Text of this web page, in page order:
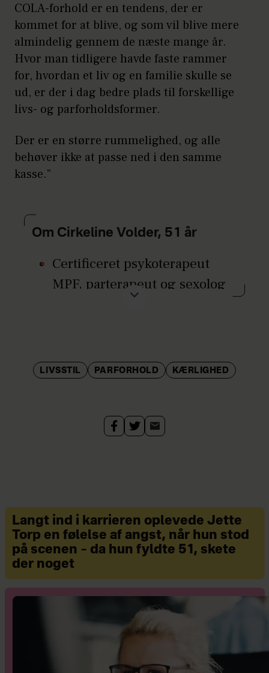
COLA-forhold er en tendens, der er
kommet for at blive, og som vil blive mere
almindelig gennem de næste mange år.
Hvor man tidligere havde faste rammer
for, hvordan et liv og en familie skulle se
ud, er der i dag bedre plads til forskellige
livs- og parforholdsformer.
Der er en større rummelighed, og alle
behøver ikke at passe ned i den samme
kasse.”
Om Cirkeline Volder, 51 år
Certificeret psykoterapeut
MPF, parterapeut og sexolog
København.
Se mere påthepraxis.dk
LIVSSTIL PARFORHOLD KÆRLIGHED
Langt ind i karrieren oplevede Jette
Torp en følelse af angst, når hun stod
på scenen – da hun fyldte 51, skete
der noget